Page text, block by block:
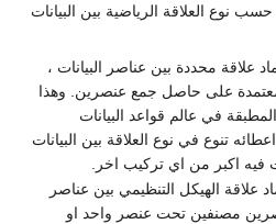
نوع العلاقة الرياضية بين البيانات
علاقة محددة بين عناصر البيانات ،
على حاصل جمع عنصرين. وهذا
في عالم قواعد البيانات
تنوع في نوع العلاقة بين البيانات
فيه اكبر من اي تركيب اخر.
علاقة الهيكل التنظيمي بين عناصر
مصنفين تحت عنصر واحد او